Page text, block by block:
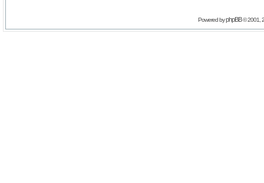
Powered byphpBB© 2001,